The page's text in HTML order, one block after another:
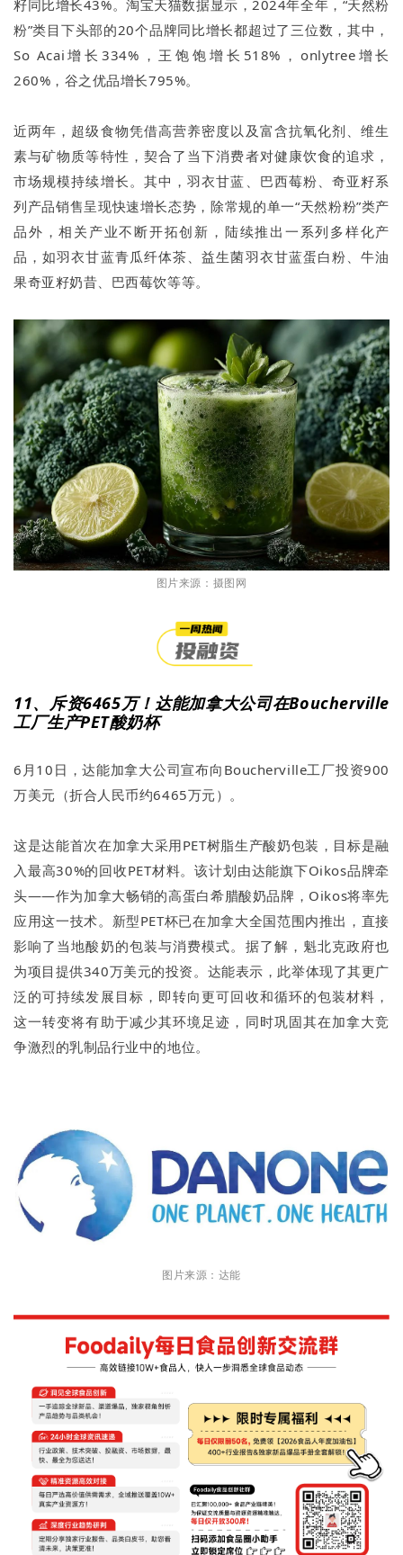
籽同比增长43%。淘宝天猫数据显示，2024年全年，“天然粉
粉”类目下头部的20个品牌同比增长都超过了三位数，其中，
So Acai增长334%，王饱饱增长518%，onlytree增长
260%，谷之优品增长795%。
近两年，超级食物凭借高营养密度以及富含抗氧化剂、维生
素与矿物质等特性，契合了当下消费者对健康饮食的追求，
市场规模持续增长。其中，羽衣甘蓝、巴西莓粉、奇亚籽系
列产品销售呈现快速增长态势，除常规的单一“天然粉粉”类产
品外，相关产业不断开拓创新，陆续推出一系列多样化产
品，如羽衣甘蓝青瓜纤体茶、益生菌羽衣甘蓝蛋白粉、牛油
果奇亚籽奶昔、巴西莓饮等等。
图片来源：摄图网
11、斥资6465万！达能加拿大公司在Boucherville
工厂生产PET酸奶杯
6月10日，达能加拿大公司宣布向Boucherville工厂投资900
万美元（折合人民币约6465万元）。
这是达能首次在加拿大采用PET树脂生产酸奶包装，目标是融
入最高30%的回收PET材料。该计划由达能旗下Oikos品牌牵
头——作为加拿大畅销的高蛋白希腊酸奶品牌，Oikos将率先
应用这一技术。新型PET杯已在加拿大全国范围内推出，直接
影响了当地酸奶的包装与消费模式。据了解，魁北克政府也
为项目提供340万美元的投资。达能表示，此举体现了其更广
泛的可持续发展目标，即转向更可回收和循环的包装材料，
这一转变将有助于减少其环境足迹，同时巩固其在加拿大竞
争激烈的乳制品行业中的地位。
图片来源：达能